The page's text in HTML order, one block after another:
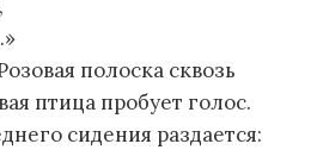
полоска сквозь
птица пробует голос.
сидения раздается: